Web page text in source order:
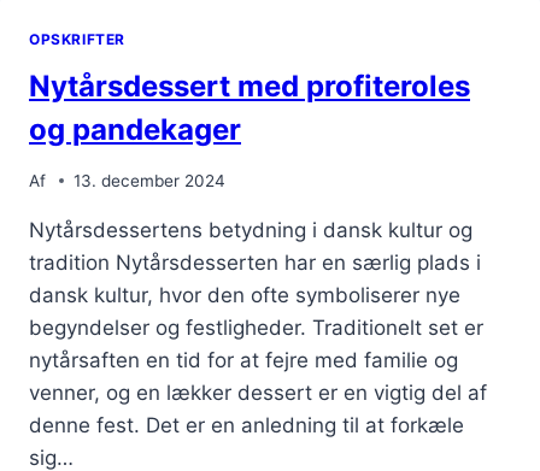
OPSKRIFTER
Nytårsdessert med profiteroles
og pandekager
Af 13. december 2024
Nytårsdessertens betydning i dansk kultur og
tradition Nytårsdesserten har en særlig plads i
dansk kultur, hvor den ofte symboliserer nye
begyndelser og festligheder. Traditionelt set er
nytårsaften en tid for at fejre med familie og
venner, og en lækker dessert er en vigtig del af
denne fest. Det er en anledning til at forkæle
sig…